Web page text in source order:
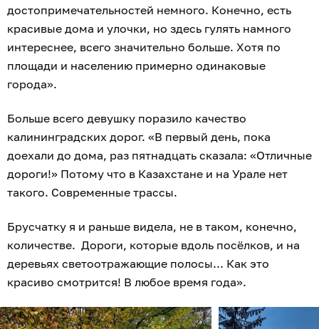
достопримечательностей немного. Конечно, есть
красивые дома и улочки, но здесь гулять намного
интереснее, всего значительно больше. Хотя по
площади и населению примерно одинаковые
города».
Больше всего девушку поразило качество
калининградских дорог. «В первый день, пока
доехали до дома, раз пятнадцать сказала: «Отличные
дороги!» Потому что в Казахстане и на Урале нет
такого. Современные трассы.
Брусчатку я и раньше видела, не в таком, конечно,
количестве. Дороги, которые вдоль посёлков, и на
деревьях светоотражающие полосы... Как это
красиво смотрится! В любое время года».